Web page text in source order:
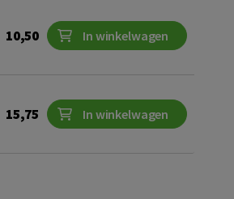
10,50 In winkelwagen
15,75 In winkelwagen